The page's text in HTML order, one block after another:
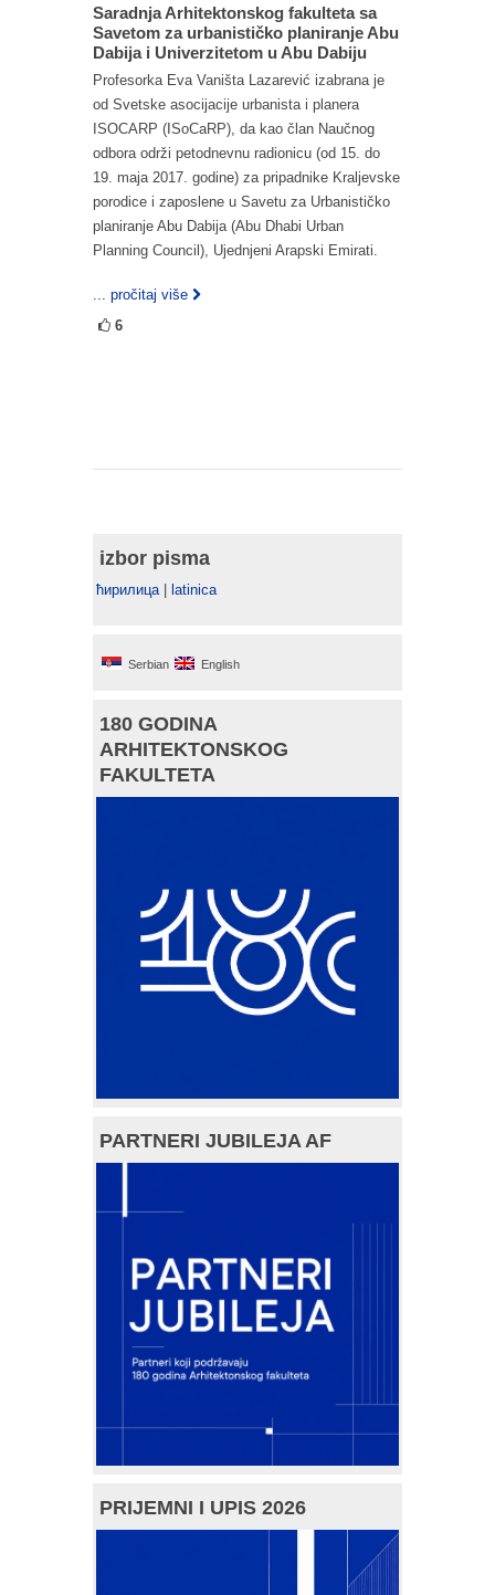
Saradnja Arhitektonskog fakulteta sa
Savetom za urbanističko planiranje Abu
Dabija i Univerzitetom u Abu Dabiju
Profesorka Eva Vaništa Lazarević izabrana je
od Svetske asocijacije urbanista i planera
ISOCARP (ISoCaRP), da kao član Naučnog
odbora održi petodnevnu radionicu (od 15. do
19. maja 2017. godine) za pripadnike Kraljevske
porodice i zaposlene u Savetu za Urbanističko
planiranje Abu Dabija (Abu Dhabi Urban
Planning Council), Ujednjeni Arapski Emirati.
... pročitaj više
6
izbor pisma
ћирилица| latinica
Serbian English
180 GODINA
ARHITEKTONSKOG
FAKULTETA
PARTNERI JUBILEJA AF
PRIJEMNI I UPIS 2026